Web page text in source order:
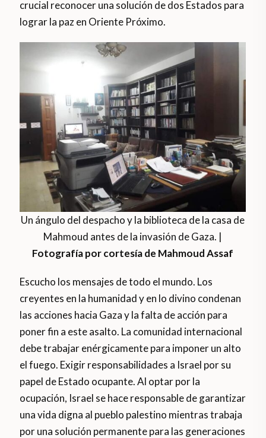
crucial reconocer una solución de dos Estados para
lograr la paz en Oriente Próximo.
Un ángulo del despacho y la biblioteca de la casa de
Mahmoud antes de la invasión de Gaza. |
Fotografía por cortesía de Mahmoud Assaf
Escucho los mensajes de todo el mundo. Los
creyentes en la humanidad y en lo divino condenan
las acciones hacia Gaza y la falta de acción para
poner fin a este asalto. La comunidad internacional
debe trabajar enérgicamente para imponer un alto
el fuego. Exigir responsabilidades a Israel por su
papel de Estado ocupante. Al optar por la
ocupación, Israel se hace responsable de garantizar
una vida digna al pueblo palestino mientras trabaja
por una solución permanente para las generaciones